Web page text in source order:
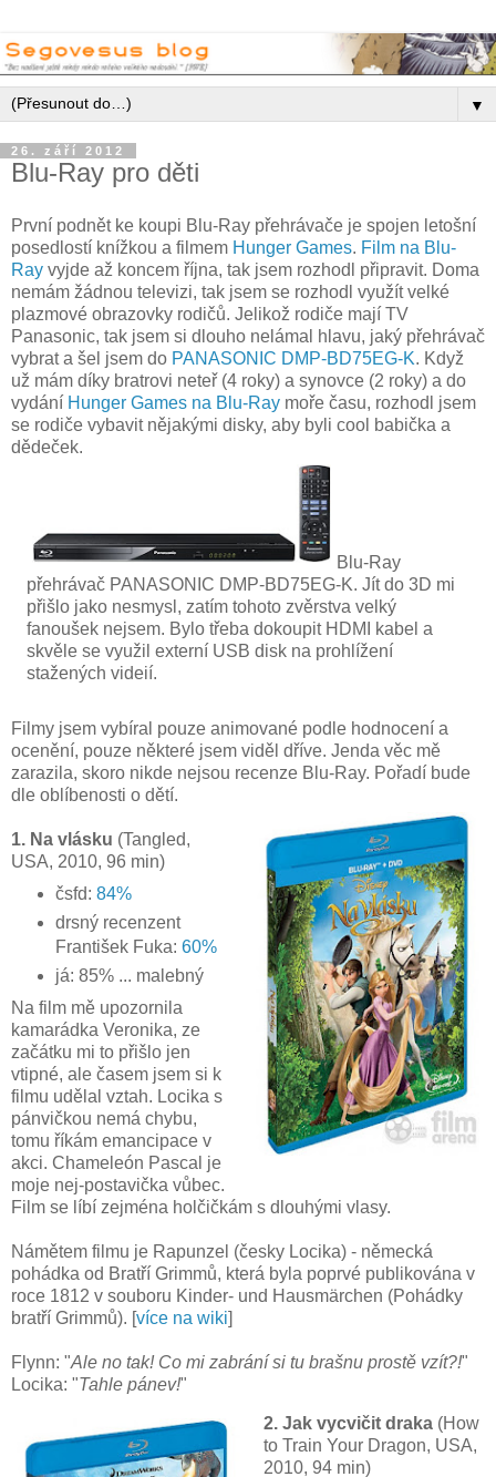
▼
26. září 2012
Blu-Ray pro děti
První podnět ke koupi Blu-Ray přehrávače je spojen letošní
posedlostí knížkou a filmem Hunger Games. Film na Blu-
Ray vyjde až koncem října, tak jsem rozhodl připravit. Doma
nemám žádnou televizi, tak jsem se rozhodl využít velké
plazmové obrazovky rodičů. Jelikož rodiče mají TV
Panasonic, tak jsem si dlouho nelámal hlavu, jaký přehrávač
vybrat a šel jsem do PANASONIC DMP-BD75EG-K. Když
už mám díky bratrovi neteř (4 roky) a synovce (2 roky) a do
vydání Hunger Games na Blu-Ray moře času, rozhodl jsem
se rodiče vybavit nějakými disky, aby byli cool babička a
dědeček.
Blu-Ray
přehrávač PANASONIC DMP-BD75EG-K. Jít do 3D mi
přišlo jako nesmysl, zatím tohoto zvěrstva velký
fanoušek nejsem. Bylo třeba dokoupit HDMI kabel a
skvěle se využil externí USB disk na prohlížení
stažených videií.
Filmy jsem vybíral pouze animované podle hodnocení a
ocenění, pouze některé jsem viděl dříve. Jenda věc mě
zarazila, skoro nikde nejsou recenze Blu-Ray. Pořadí bude
dle oblíbenosti o dětí.
1. Na vlásku (Tangled,
USA, 2010, 96 min)
čsfd: 84%
drsný recenzent
František Fuka: 60%
já: 85% ... malebný
Na film mě upozornila
kamarádka Veronika, ze
začátku mi to přišlo jen
vtipné, ale časem jsem si k
filmu udělal vztah. Locika s
pánvičkou nemá chybu,
tomu říkám emancipace v
akci. Chameleón Pascal je
moje nej-postavička vůbec.
Film se líbí zejména holčičkám s dlouhými vlasy.
Námětem filmu je Rapunzel (česky Locika) - německá
pohádka od Bratří Grimmů, která byla poprvé publikována v
roce 1812 v souboru Kinder- und Hausmärchen (Pohádky
bratří Grimmů). [více na wiki]
Flynn: "Ale no tak! Co mi zabrání si tu brašnu prostě vzít?!"
Locika: "Tahle pánev!"
2. Jak vycvičit draka(How
to Train Your Dragon, USA,
2010, 94 min)